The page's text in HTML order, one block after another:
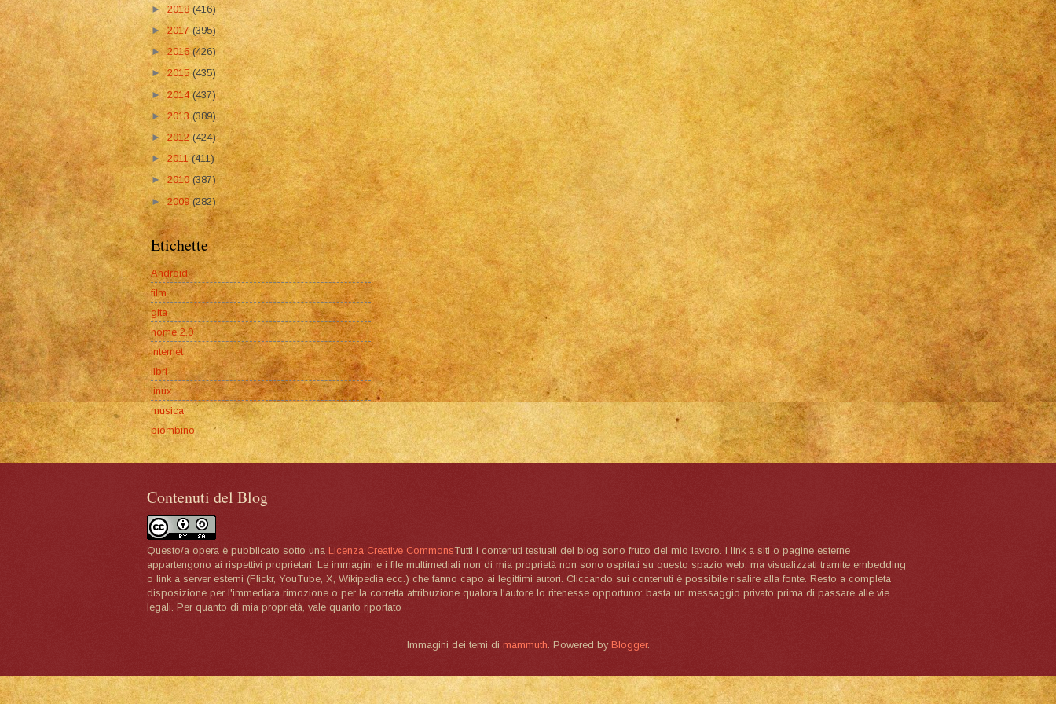
►2018(416)
►2017(395)
►2016(426)
►2015(435)
►2014(437)
►2013 (389)
►2012 (424)
► 2011(411)
►2010(387)
►2009(282)
Etichette
Android
film
gita
home 2.0
internet
libri
linux
musica
piombino
Contenuti del Blog
Questo/a opera è pubblicato sotto una Licenza Creative CommonsTutti i contenuti testuali del blog sono frutto del mio lavoro. I link a siti o pagine esterne
appartengono ai rispettivi proprietari. Le immagini e i file multimediali non di mia proprietà non sono ospitati su questo spazio web, ma visualizzati tramite embedding
o link a server esterni (Flickr, YouTube, X, Wikipedia ecc.) che fanno capo ai legittimi autori. Cliccando sui contenuti è possibile risalire alla fonte. Resto a completa
disposizione per l'immediata rimozione o per la corretta attribuzione qualora l'autore lo ritenesse opportuno: basta un messaggio privato prima di passare alle vie
legali. Per quanto di mia proprietà, vale quanto riportato
Immagini dei temi di mammuth. Powered by Blogger.